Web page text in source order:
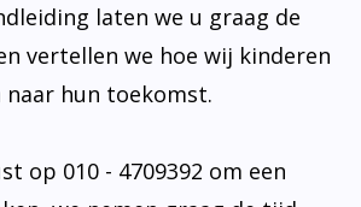
laten we u graag de
vertellen we hoe wij kinderen
naar hun toekomst.
op 010 - 4709392 om een